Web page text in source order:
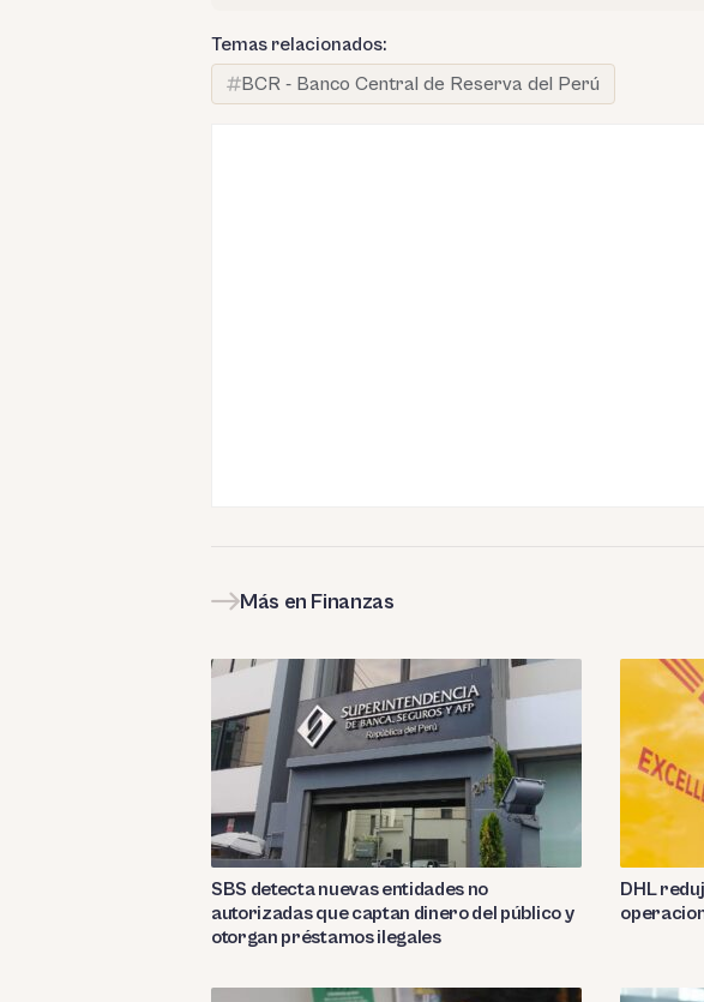
Temas relacionados:
BCR - Banco Central de Reserva del Perú
Más en Finanzas
SBS detecta nuevas entidades no
autorizadas que captan dinero del público y
otorgan préstamos ilegales
DHL